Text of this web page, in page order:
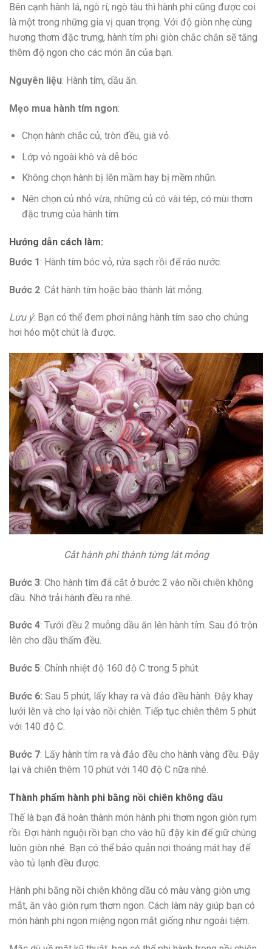
Bên cạnh hành lá, ngò rí, ngò tàu thì hành phi cũng được coi
là một trong những gia vị quan trọng. Với độ giòn nhẹ cùng
hương thơm đặc trưng, hành tím phi giòn chắc chắn sẽ tăng
thêm độ ngon cho các món ăn của bạn.
Nguyên liệu: Hành tím, dầu ăn.
Mẹo mua hành tím ngon:
Chọn hành chắc củ, tròn đều, già vỏ.
Lớp vỏ ngoài khô và dễ bóc.
Không chọn hành bị lên mầm hay bị mềm nhũn.
Nên chọn củ nhỏ vừa, những củ có vài tép, có mùi thơm
đặc trưng của hành tím.
Hướng dẫn cách làm:
Bước 1: Hành tím bóc vỏ, rửa sạch rồi để ráo nước.
Bước 2: Cắt hành tím hoặc bào thành lát mỏng.
Lưu ý: Bạn có thể đem phơi nắng hành tím sao cho chúng
hơi héo một chút là được.
Cắt hành phi thành từng lát mỏng
Bước 3: Cho hành tím đã cắt ở bước 2 vào nồi chiên không
dầu. Nhớ trải hành đều ra nhé.
Bước 4: Tưới đều 2 muỗng dầu ăn lên hành tím. Sau đó trộn
lên cho dầu thấm đều.
Bước 5: Chỉnh nhiệt độ 160 độ C trong 5 phút.
Bước 6: Sau 5 phút, lấy khay ra và đảo đều hành. Đậy khay
lưới lên và cho lại vào nồi chiên. Tiếp tục chiên thêm 5 phút
với 140 độ C.
Bước 7: Lấy hành tím ra và đảo đều cho hành vàng đều. Đậy
lại và chiên thêm 10 phút với 140 độ C nữa nhé.
Thành phẩm hành phi bằng nồi chiên không dầu
Thế là bạn đã hoàn thành món hành phi thơm ngon giòn rụm
rồi. Đợi hành nguội rồi bạn cho vào hũ đậy kín để giữ chúng
luôn giòn nhé. Bạn có thể bảo quản nơi thoáng mát hay để
vào tủ lạnh đều được.
Hành phi bằng nồi chiên không dầu có màu vàng giòn ưng
mắt, ăn vào giòn rụm thơm ngon. Cách làm này giúp bạn có
món hành phi ngon miệng ngon mắt giống như ngoài tiệm.